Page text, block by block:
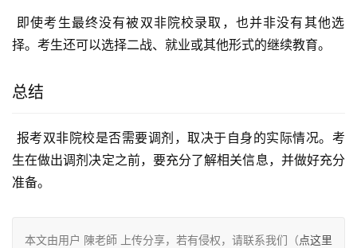
择。考生还可以选择二战、就业或其他形式的继续教育。
总结
生在做出调剂决定之前，要充分了解相关信息，并做好充分
准备。
本文由用户 陳老師 上传分享，若有侵权，请联系我们（点这里